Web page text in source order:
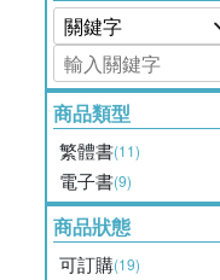
商品類型
繁體書(11)
電子書(9)
商品狀態
可訂購(19)